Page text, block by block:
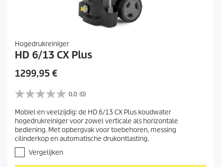
Hogedrukreiniger
HD 6/13 CX Plus
H
i
i
g
e
p
r
1299,95 €
0.0 (0)
0
0
v
a
n
e
Mobiel en veelzijdig: de HD 6/13 CX Plus koudwater
hogedrukreiniger voor zowel verticale als horizontale
bediening. Met opbergvak voor toebehoren, messing
cilinderkop en automatische drukontlasting.
Vergelijken